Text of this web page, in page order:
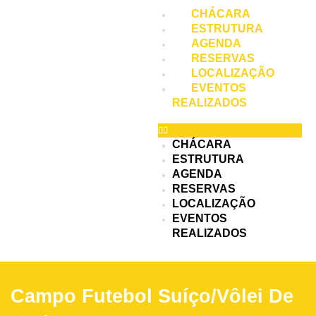
CHÁCARA
ESTRUTURA
AGENDA
RESERVAS
LOCALIZAÇÃO
EVENTOS
REALIZADOS
CHÁCARA
ESTRUTURA
AGENDA
RESERVAS
LOCALIZAÇÃO
EVENTOS
REALIZADOS
Campo Futebol Suíço/vôlei De